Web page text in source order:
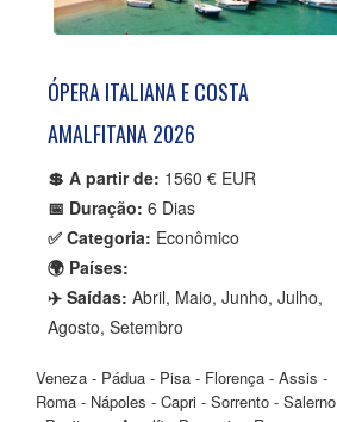
ÓPERA ITALIANA E COSTA
AMALFITANA 2026
💲 A partir de: 1560 € EUR
📅 Duração: 6 Dias
✅ Categoria: Econômico
🌍 Países:
✈️ Saídas: Abril, Maio, Junho, Julho,
Agosto, Setembro
Veneza - Pádua - Pisa - Florença - Assis -
Roma - Nápoles - Capri - Sorrento - Salerno